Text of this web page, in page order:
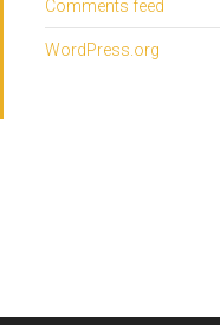
Comments feed
WordPress.org